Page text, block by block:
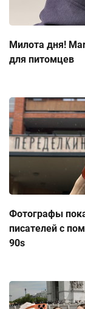
Милота дня!
для питомцев
Фотографы
писателей с
90s